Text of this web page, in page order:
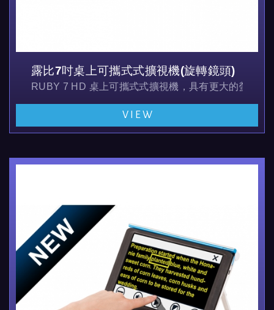
露比7吋桌上可攜式式擴視機(旋轉鏡頭)
RUBY 7 HD 桌上可攜式式擴視機，具有更大的螢幕
VIEW